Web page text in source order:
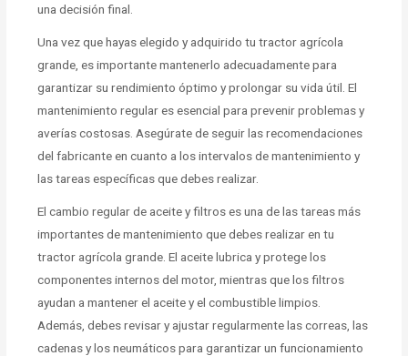
una decisión final.
Una vez que hayas elegido y adquirido tu tractor agrícola
grande, es importante mantenerlo adecuadamente para
garantizar su rendimiento óptimo y prolongar su vida útil. El
mantenimiento regular es esencial para prevenir problemas y
averías costosas. Asegúrate de seguir las recomendaciones
del fabricante en cuanto a los intervalos de mantenimiento y
las tareas específicas que debes realizar.
El cambio regular de aceite y filtros es una de las tareas más
importantes de mantenimiento que debes realizar en tu
tractor agrícola grande. El aceite lubrica y protege los
componentes internos del motor, mientras que los filtros
ayudan a mantener el aceite y el combustible limpios.
Además, debes revisar y ajustar regularmente las correas, las
cadenas y los neumáticos para garantizar un funcionamiento